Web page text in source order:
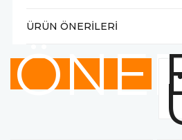
ÜRÜN ÖNERILERI